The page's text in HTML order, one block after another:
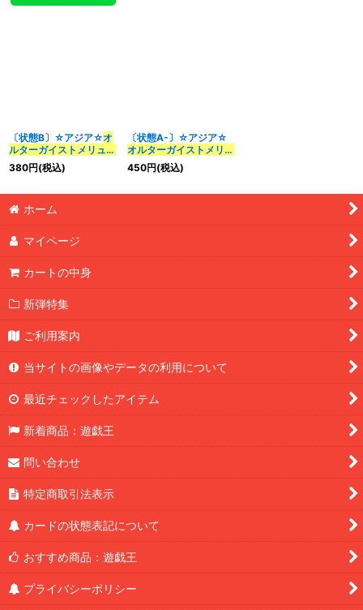
〔状態B〕☆アジア☆オ
ルターガイストメリュシ
ーク【シークレット】
{アジアAC03-JP055}
380円(税込)
〔状態A-〕☆アジア☆
オルターガイストメリュ
シーク 【シークレット】
{アジアAC03-JP055}
450円(税込)
ホーム
マイページ
カートの中身
新弾特集
ご利用案内
当サイトの画像やデータの利用について
最近チェックしたアイテム
新着商品：遊戯王
問い合わせ
特定商取引法表示
カードの状態表記について
おすすめ商品：遊戯王
プライバシーポリシー